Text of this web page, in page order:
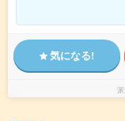
気になる!